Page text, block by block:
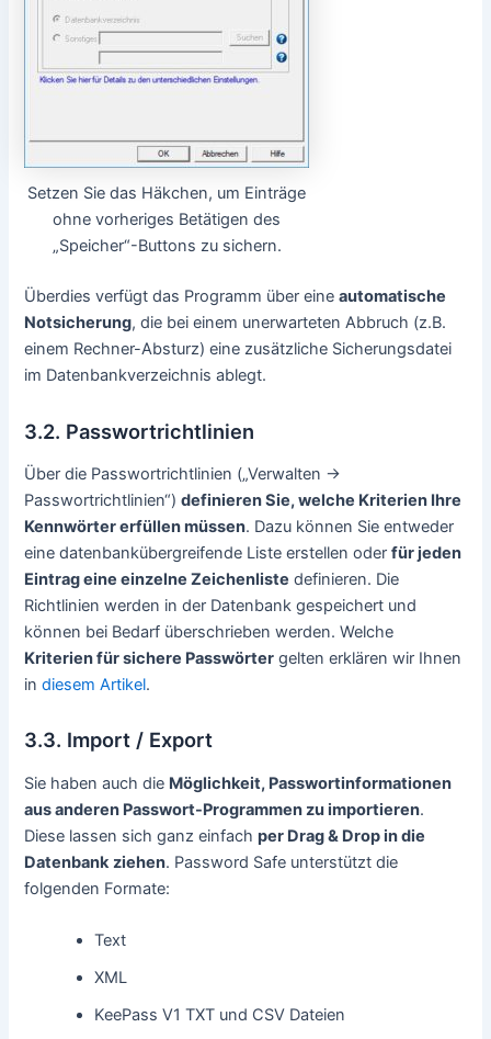
Setzen Sie das Häkchen, um Einträge
ohne vorheriges Betätigen des
„Speicher“-Buttons zu sichern.
Überdies verfügt das Programm über eineautomatische
Notsicherung, die bei einem unerwarteten Abbruch (z.B.
einem Rechner-Absturz) eine zusätzliche Sicherungsdatei
im Datenbankverzeichnis ablegt.
3.2. Passwortrichtlinien
Über die Passwortrichtlinien („Verwalten ->
Passwortrichtlinien“)definieren Sie, welche Kriterien Ihre
Kennwörter erfüllen müssen. Dazu können Sie entweder
eine datenbankübergreifende Liste erstellen oderfür jeden
Eintrag eine einzelne Zeichenliste definieren. Die
Richtlinien werden in der Datenbank gespeichert und
können bei Bedarf überschrieben werden. Welche
Kriterien für sichere Passwörter gelten erklären wir Ihnen
indiesem Artikel.
3.3. Import / Export
Sie haben auch die Möglichkeit, Passwortinformationen
aus anderen Passwort-Programmen zu importieren.
Diese lassen sich ganz einfachper Drag & Drop in die
Datenbank ziehen. Password Safe unterstützt die
folgenden Formate:
Text
XML
KeePass V1 TXT und CSV Dateien